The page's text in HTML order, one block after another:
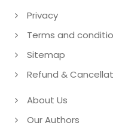
Privacy
Terms and
Sitemap
Refund &
About Us
Our Authors